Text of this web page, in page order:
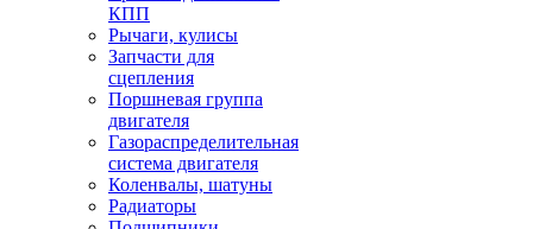
КПП
Рычаги, кулисы
Запчасти для
сцепления
Поршневая группа
двигателя
Газораспределительная
система двигателя
Коленвалы, шатуны
Радиаторы